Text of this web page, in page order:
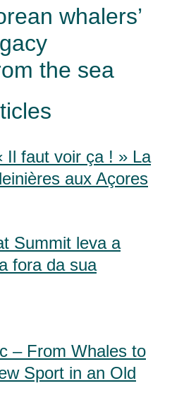
whalers’
the sea
Il faut voir ça ! » La
aux Açores
Summit leva a
fora da sua
– From Whales to
Sport in an Old